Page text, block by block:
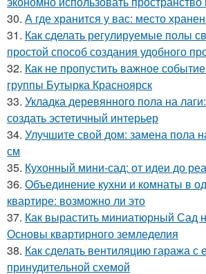
30. А где хранится у вас: место
31. Как сделать регулируемые полы
простой способ создания удобного
32. Как не пропустить важное
группы Бутырка Красноярск
33. Укладка деревянного пола на
создать эстетичный интерьер
34. Улучшите свой дом: замена пола
см
35. Кухонный мини-сад: от идеи до
36. Объединение кухни и комнаты в
квартире: возможно ли это
37. Как вырастить миниатюрный Сад
Основы квартирного земледелия
38. Как сделать вентиляцию гаража с
принудительной схемой